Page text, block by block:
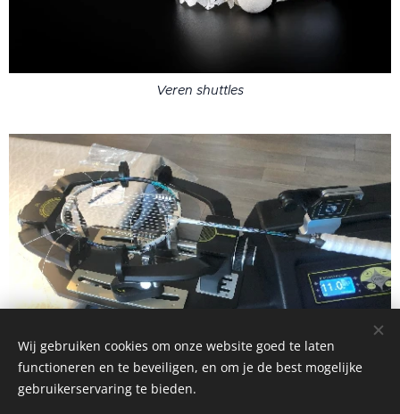
Veren shuttles
Wij gebruiken cookies om onze website goed te laten
functioneren en te beveiligen, en om je de best mogelijke
gebruikerservaring te bieden.